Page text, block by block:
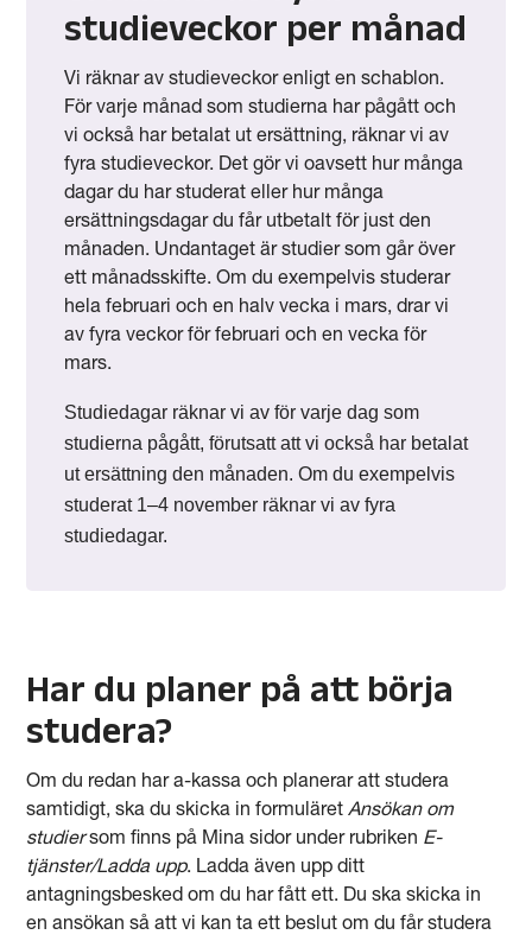
studieveckor per månad
Vi räknar av studieveckor enligt en schablon.
För varje månad som studierna har pågått och
vi också har betalat ut ersättning, räknar vi av
fyra studieveckor. Det gör vi oavsett hur många
dagar du har studerat eller hur många
ersättningsdagar du får utbetalt för just den
månaden. Undantaget är studier som går över
ett månadsskifte. Om du exempelvis studerar
hela februari och en halv vecka i mars, drar vi
av fyra veckor för februari och en vecka för
mars.
Studiedagar räknar vi av för varje dag som
studierna pågått, förutsatt att vi också har betalat
ut ersättning den månaden. Om du exempelvis
studerat 1–4 november räknar vi av fyra
studiedagar.
Har du planer på att börja
studera?
Om du redan har a-kassa och planerar att studera
samtidigt, ska du skicka in formuläret Ansökan om
studiersom finns på Mina sidor under rubriken E-
tjänster/Ladda upp. Ladda även upp ditt
antagningsbesked om du har fått ett. Du ska skicka in
en ansökan så att vi kan ta ett beslut om du får studera